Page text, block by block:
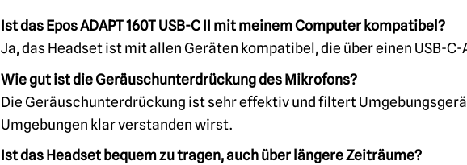
Ist das Epos ADAPT 160T USB-C II mit meinem Computer kompatibel?
Ja, das Headset ist mit allen Geräten kompatibel, die über einen USB-
Wie gut ist die Geräuschunterdrückung des Mikrofons?
Die Geräuschunterdrückung ist sehr effektiv und filtert
Umgebungen klar verstanden wirst.
Ist das Headset bequem zu tragen, auch über längere Zeiträume?